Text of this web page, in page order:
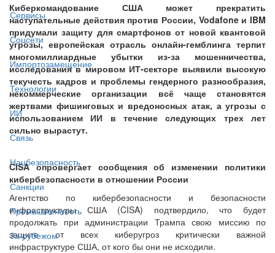
Сервисы
Соцсети
Импортозамещение
Технологии
ИИ
Связь
Нацбезопасность
Санкции
Промышленность
За рубежом
Киберкомандование США может прекратить
наступательные действия против России, Vodafone и IBM
придумали защиту для смартфонов от новой квантовой
угрозы, европейская отрасль онлайн-гемблинга терпит
многомиллиардные убытки из-за мошенничества,
исследования в мировом ИТ-секторе выявили высокую
текучесть кадров и проблемы гендерного разнообразия,
некоммерческие организации всё чаще становятся
жертвами фишинговых и вредоносных атак, а угрозы с
использованием ИИ в течение следующих трех лет
сильно вырастут.
CISA опровергает сообщения об изменении политики
кибербезопасности в отношении России
Агентство по кибербезопасности и безопасности
инфраструктуры США (CISA) подтвердило, что будет
продолжать при администрации Трампа свою миссию по
защите от всех киберугроз критически важной
инфраструктуре США, от кого бы они не исходили.